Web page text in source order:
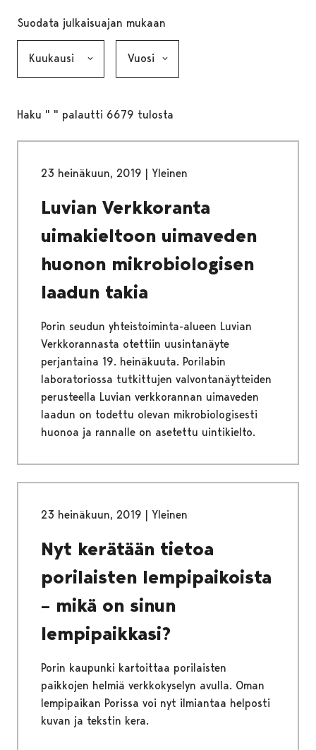
Suodata julkaisuajan mukaan
Haku " " palautti 6679 tulosta
23 heinäkuun, 2019 | Yleinen
Luvian Verkkoranta
uimakieltoon uimaveden
huonon mikrobiologisen
laadun takia
Porin seudun yhteistoiminta-alueen Luvian
Verkkorannasta otettiin uusintanäyte
perjantaina 19. heinäkuuta. Porilabin
laboratoriossa tutkittujen valvontanäytteiden
perusteella Luvian verkkorannan uimaveden
laadun on todettu olevan mikrobiologisesti
huonoa ja rannalle on asetettu uintikielto.
23 heinäkuun, 2019 | Yleinen
Nyt kerätään tietoa
porilaisten lempipaikoista
– mikä on sinun
lempipaikkasi?
Porin kaupunki kartoittaa porilaisten
paikkojen helmiä verkkokyselyn avulla. Oman
lempipaikan Porissa voi nyt ilmiantaa helposti
kuvan ja tekstin kera.